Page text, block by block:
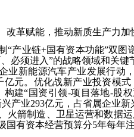
改革赋能，推动新质生产力加
“产业链+国有资本功能”双图
必须进入”的战略领域和关
业新能源汽车产业发展行动
亿元。优化战新产业投资模
构建“国资引领-项目落地-股
产业293亿元，占省属企业
火箭制造、卫星运营和数据
国有资本经营预算分5年每年